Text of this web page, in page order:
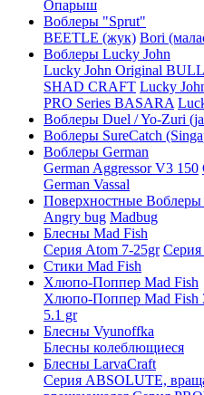
Опарыш
Воблеры "Sprut"
BEETLE (жук) Bori
Воблеры Lucky John
Lucky John Original
SHAD CRAFT Lucky
PRO Series BASARA
Воблеры Duel / Yo-Zuri
Воблеры SureCatch
Воблеры German
German Aggressor V3 150
German Vassal
Поверхностные Воблеры
Angry bug Madbug
Блесны Mad Fish
Серия Atom 7-25gr
Стики Mad Fish
Хлюпо-Поппер Mad Fish
Хлюпо-Поппер Mad Fish
5.1 gr
Блесны Vyunoffka
Блесны колеблющиеся
Блесны LarvaCraft
Серия ABSOLUTE,